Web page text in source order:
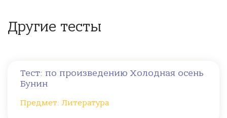
Другие тесты
Тест: по произведению Холодная осень
Бунин
Предмет: Литература